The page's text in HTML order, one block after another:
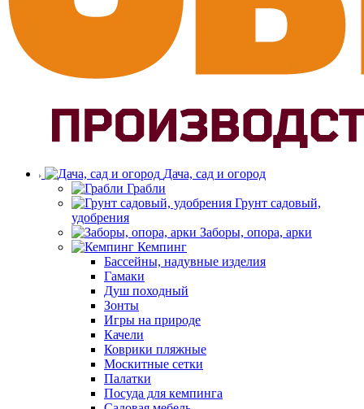
Дача, сад и огород
Грабли
Грунт садовый,
удобрения
Заборы, опора, арки
Кемпинг
Бассейны, надувные изделия
Гамаки
Душ походный
Зонты
Игры на природе
Качели
Коврики пляжные
Москитные сетки
Палатки
Посуда для кемпинга